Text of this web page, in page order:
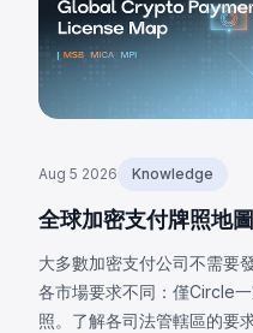
Aug 5 2026 Knowledge
全球加密支付牌照地
大多數加密支付公司不需要
各市場要求不同：僅Circle
照。了解各司法管轄區的要